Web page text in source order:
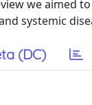
we aimed
systemic
(DC)